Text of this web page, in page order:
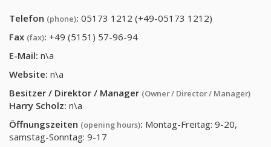
Telefon (phone): 05173 1212 (+49-05173 1212)
Fax (fax): +49 (5151) 57-96-94
E-Mail: n\a
Website: n\a
Besitzer / Direktor / Manager (Owner / Director / Manager)
Harry Scholz: n\a
Öffnungszeiten (opening hours): Montag-Freitag: 9-20,
samstag-Sonntag: 9-17